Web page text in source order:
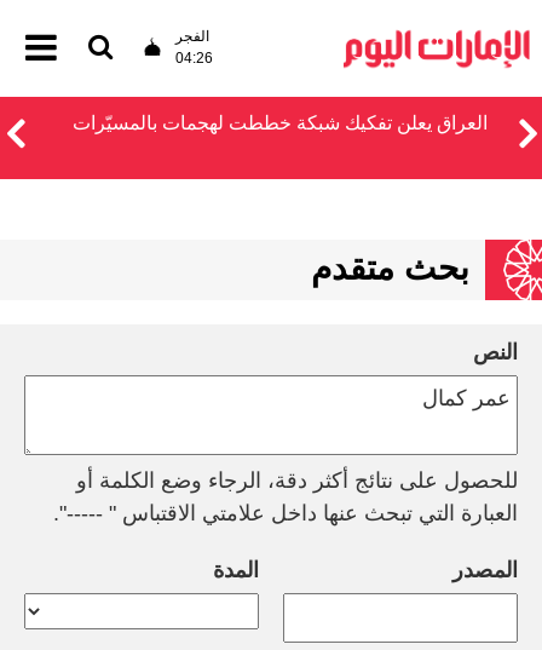
الفجر
04:26
العراق يعلن تفكيك شبكة خططت لهجمات بالمسيّرات
بحث متقدم
النص
للحصول على نتائج أكثر دقة، الرجاء وضع الكلمة أو
العبارة التي تبحث عنها داخل علامتي الاقتباس " -----".
المصدر المدة